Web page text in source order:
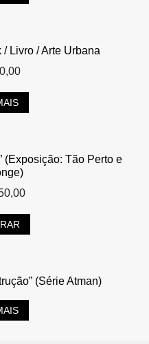
Livro / Arte Urbana
(Exposição: Tão Perto e
(Série Atman)